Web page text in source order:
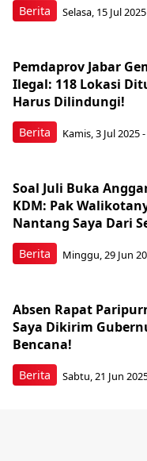
Berita Selasa, 15 Jul
Berita
Pemdaprov Jabar
Ilegal: 118 Lokasi
Harus Dilindungi!
Kamis, 3 Jul 2025
Berita
Soal Juli Buka
KDM: Pak
Nantang Saya Dari
Minggu, 29 Jun
Berita
Absen Rapat
Saya Dikirim
Bencana!
Sabtu, 21 Jun